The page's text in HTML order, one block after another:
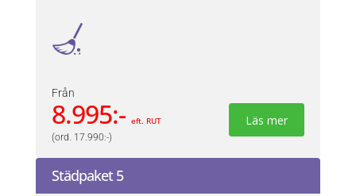
Från
8.995:- eft. RUT Läs mer
(ord. 17.990:-)
Städpaket 5